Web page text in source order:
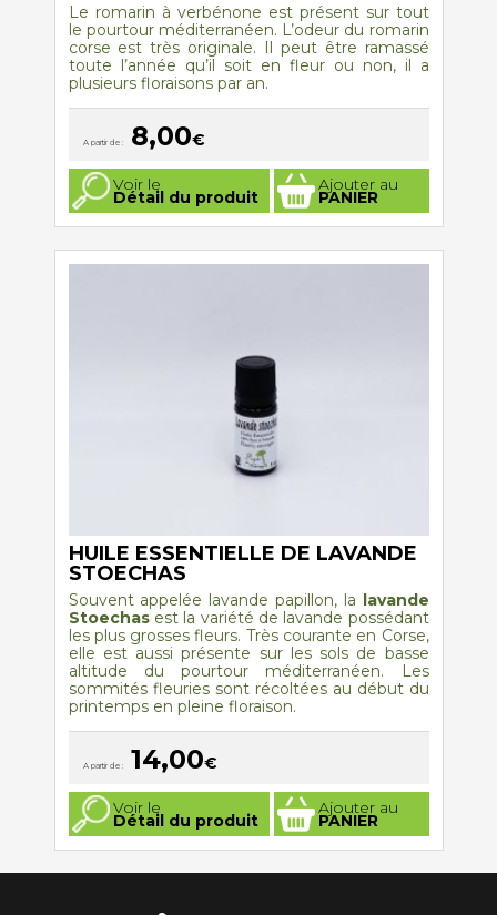
Le romarin à verbénone est présent sur tout
le pourtour méditerranéen. L’odeur du romarin
corse est très originale. Il peut être ramassé
toute l’année qu’il soit en fleur ou non, il a
plusieurs floraisons par an.
A partir de : 8,00€
Voir le
Détail du produit
Ajouter au
PANIER
Ce
produit
a
plusieurs
Les
options
HUILE ESSENTIELLE DE LAVANDE
STOECHAS
Souvent appelée lavande papillon, la lavande
Stoechasest la variété de lavande possédant
les plus grosses fleurs. Très courante en Corse,
elle est aussi présente sur les sols de basse
altitude du pourtour méditerranéen. Les
sommités fleuries sont récoltées au début du
printemps en pleine floraison.
A partir de : 14,00€
Voir le
Détail du produit
Ajouter au
PANIER
Ce
produit
a
plusieurs
Les